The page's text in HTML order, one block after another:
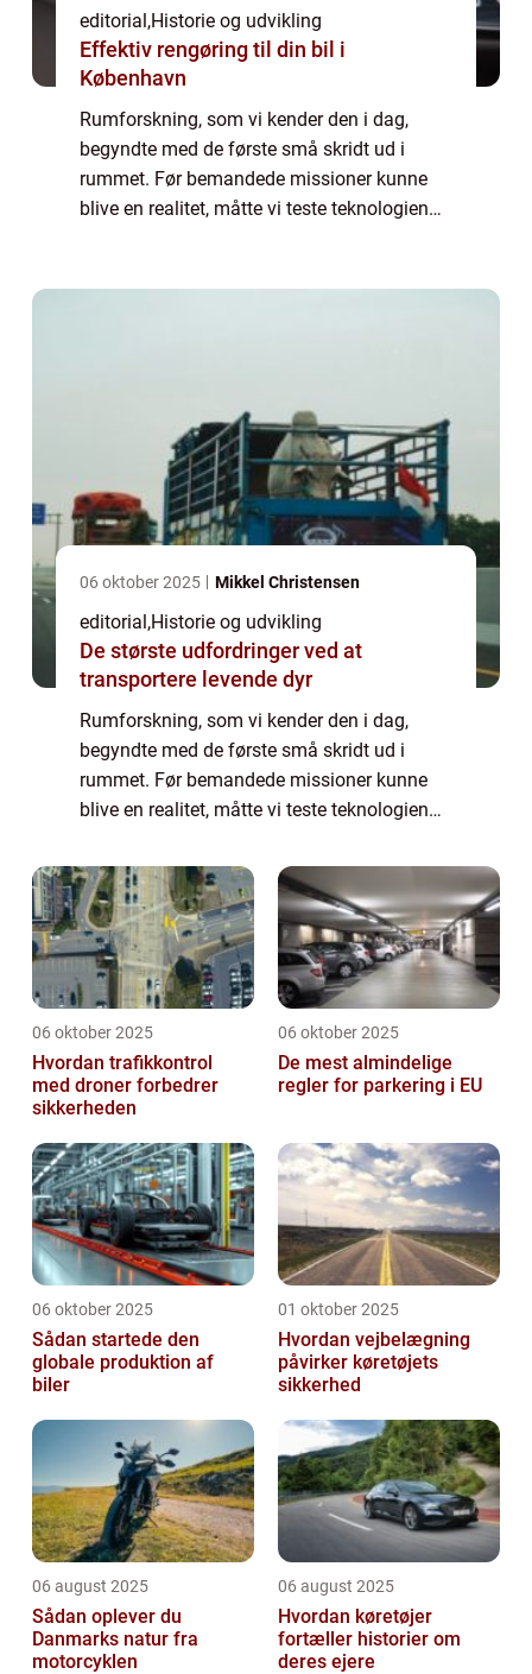
editorial,Historie og udvikling
Effektiv rengøring til din bil i
København
Rumforskning, som vi kender den i dag,
begyndte med de første små skridt ud i
rummet. Før bemandede missioner kunne
blive en realitet, måtte vi teste teknologien
06 oktober 2025 Mikkel Christensen
editorial,Historie og udvikling
De største udfordringer ved at
transportere levende dyr
Rumforskning, som vi kender den i dag,
begyndte med de første små skridt ud i
rummet. Før bemandede missioner kunne
blive en realitet, måtte vi teste teknologien
banebryden...
06 oktober 2025
Hvordan trafikkontrol
med droner forbedrer
sikkerheden
06 oktober 2025
De mest almindelige
regler for parkering i EU
06 oktober 2025
Sådan startede den
globale produktion af
biler
01 oktober 2025
Hvordan vejbelægning
påvirker køretøjets
sikkerhed
06 august 2025
Sådan oplever du
Danmarks natur fra
motorcyklen
06 august 2025
Hvordan køretøjer
fortæller historier om
deres ejere